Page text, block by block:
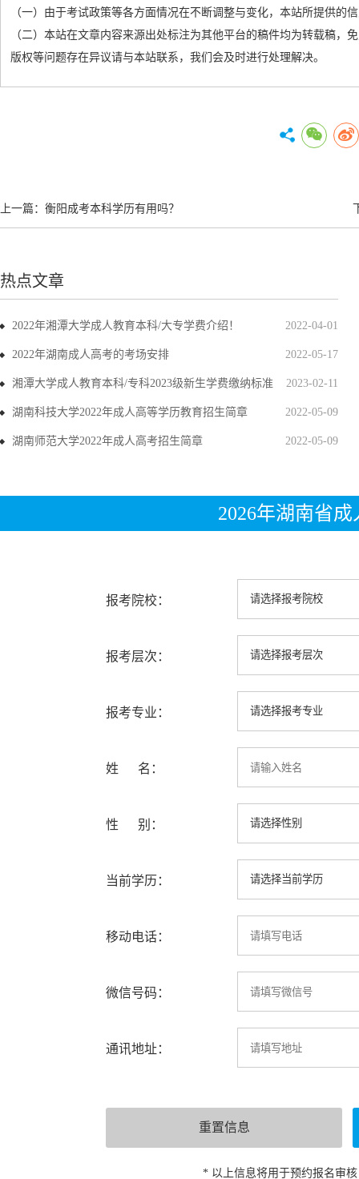
（一）由于考试政策等各方面情况在不断调整与变化，本站所提供的
（二）本站在文章内容来源出处标注为其他平台的稿件均为转载稿
版权等问题存在异议请与本站联系，我们会及时进行处理解决。
上一篇： 衡阳成考本科学历有用吗？
热点文章
2022-04-01
2022年湘潭大学成人教育本科/大专学费介绍！
2022-05-17
2022年湖南成人高考的考场安排
2023-02-11
湘潭大学成人教育本科/专科2023级新生学费缴纳标准
2022-05-09
湖南科技大学2022年成人高等学历教育招生简章
2022-05-09
湖南师范大学2022年成人高考招生简章
2026年湖南省
报考院校：
报考层次：
报考专业：
姓 名：
性 别：
当前学历：
移动电话：
微信号码：
通讯地址：
* 以上信息将用于预约报名审